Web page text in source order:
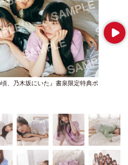
、乃木坂にいた』書泉限定特典ポ
Next